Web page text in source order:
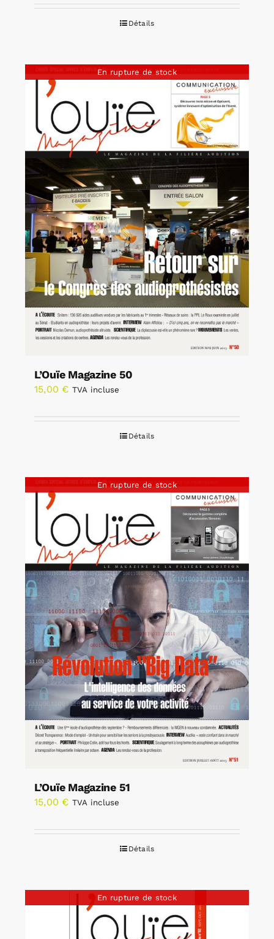
Détails
En rupture de stock
L’Ouïe Magazine 50
15,00 € TVA incluse
Détails
En rupture de stock
L’Ouïe Magazine 51
15,00 € TVA incluse
Détails
En rupture de stock